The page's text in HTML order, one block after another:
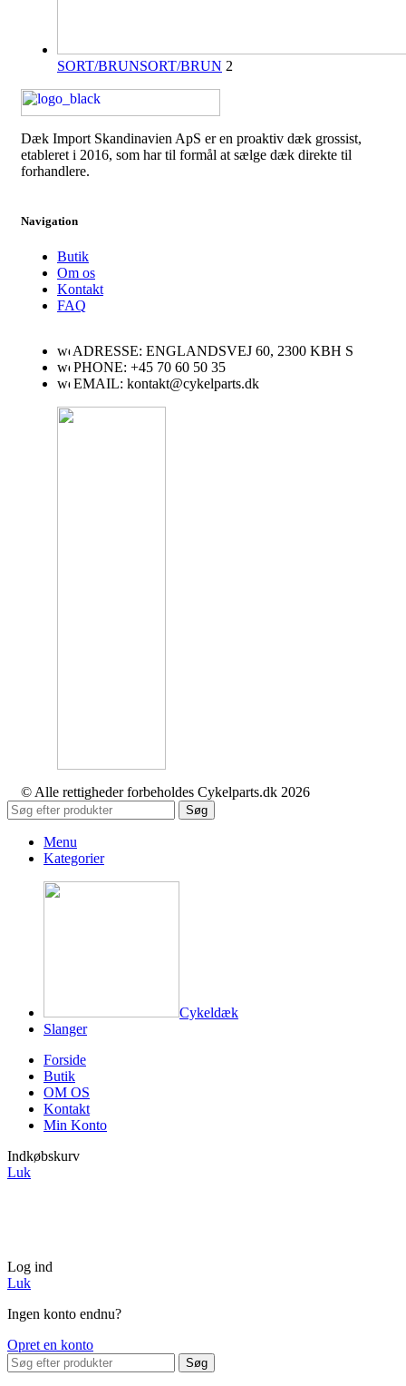
SORT/BRUNSORT/BRUN 2
Dæk Import Skandinavien ApS er en proaktiv dæk grossist,
etableret i 2016, som har til formål at sælge dæk direkte til
forhandlere.
Navigation
Butik
Om os
Kontakt
FAQ
ADRESSE: ENGLANDSVEJ 60, 2300 KBH S
PHONE: +45 70 60 50 35
EMAIL: kontakt@cykelparts.dk
© Alle rettigheder forbeholdes Cykelparts.dk 2026
Søg
Menu
Kategorier
Cykeldæk
Slanger
Forside
Butik
OM OS
Kontakt
Min Konto
Indkøbskurv
Luk
Log ind
Luk
Ingen konto endnu?
Opret en konto
Søg